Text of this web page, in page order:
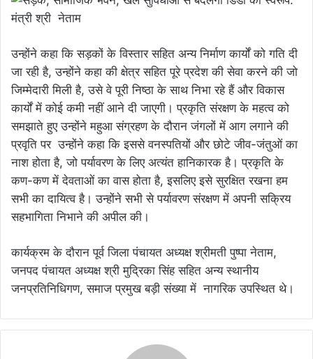
उन्होंने कहा कि सड़कों के विस्तार सहित अन्य निर्माण कार्यों को गति दी
जा रही है, उन्होंने कहा की क्षेत्र सहित पूरे प्रदेश की सेवा करने की जो
जिम्मेदारी मिली है, उसे वे पूरी निष्ठा के साथ निभा रहे हैं और विकास
कार्यों में कोई कमी नहीं आने दी जाएगी। प्रकृति संरक्षण के महत्व को
समझाते हुए उन्होंने महुआ संग्रहण के दौरान जंगलों में आग लगाने की
प्रवृति पर उन्होंने कहा कि इससे वनस्पतियों और छोटे जीव-जंतुओं का
नाश होता है, जो पर्यावरण के लिए अत्यंत हानिकारक है। प्रकृति के
कण-कण में देवताओं का वास होता है, इसलिए इसे सुरक्षित रखना हम
सभी का दायित्व है। उन्होंने सभी से पर्यावरण संरक्षण में अपनी सक्रिय
सहभागिता निभाने की अपील की।
कार्यक्रम के दौरान पूर्व जिला पंचायत अध्यक्ष श्रीमती पुष्पा नेताम,
जनपद पंचायत अध्यक्ष श्री मुद्रिका सिंह सहित अन्य स्थानीय
जनप्रतिनिधिगण, समाज प्रमुख बड़ी संख्या में नागरिक उपस्थित थे।